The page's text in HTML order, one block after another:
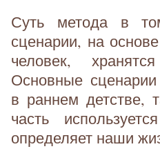
Суть метода в
сценарии, на
человек,
Основные
в раннем детстве,
часть
определяет наши